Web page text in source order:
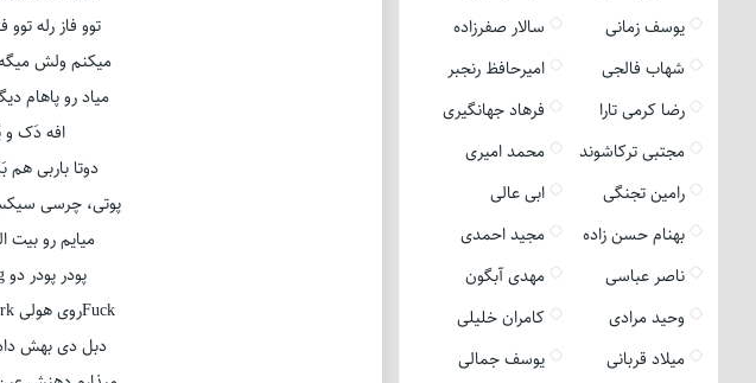
توو فاز رله توو
میکنم ولش
میاد رو پاهام
افه دَک و
دوتا باربی هم
پوتی، چرسی
میایم رو بیت
پودر پودر دو g راک
Fuckروی هولی twerk میزنه
دبل دی بهش
یوسف زمانی
سالار صفرزاده
شهاب فالجی
امیرحافظ رنجبر
رضا کرمی تارا
فرهاد جهانگیری
مجتبی ترکاشوند
محمد امیری
رامین تجنگی
ابی عالی
بهنام حسن زاده
مجید احمدی
ناصر عباسی
مهدی آبگون
وحید مرادی
کامران خلیلی
میلاد قربانی
یوسف جمالی